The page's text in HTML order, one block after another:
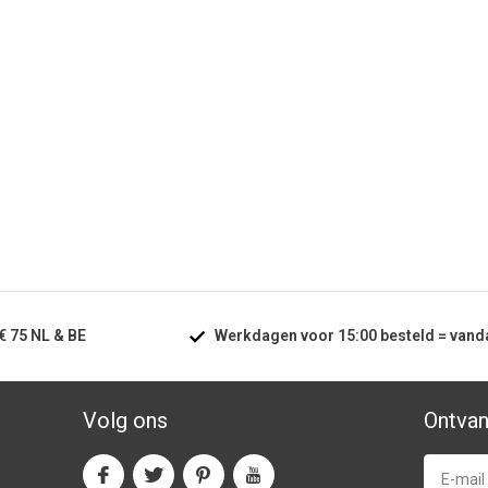
75 NL & BE Werkdagen voor 15:00besteld =
Volg ons